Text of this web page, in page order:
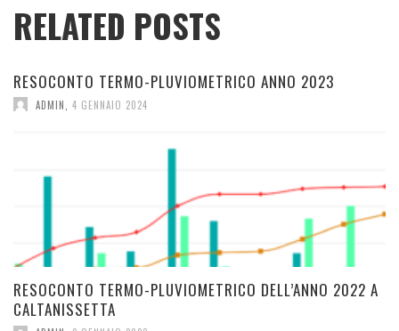
RELATED POSTS
RESOCONTO TERMO-PLUVIOMETRICO ANNO 2023
ADMIN 4 GENNAIO 2024
RESOCONTO TERMO-PLUVIOMETRICO DELL’ANNO 2022 A
CALTANISSETTA